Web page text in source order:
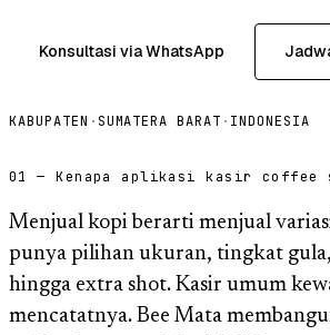
Konsultasi via WhatsApp
KABUPATEN · SUMATERA BARAT · INDONESIA
01 — Kenapa aplikasi kasir coffee
Menjual kopi berarti menjual
punya pilihan ukuran, tingkat gula,
hingga extra shot. Kasir umum
mencatatnya. Bee Mata